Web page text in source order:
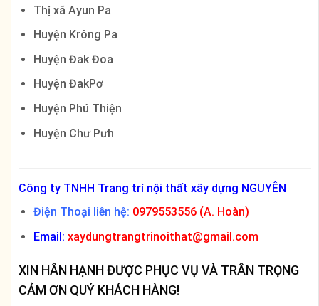
Thị xã Ayun Pa
Huyện Krông Pa
Huyện Đak Đoa
Huyện ĐakPơ
Huyện Phú Thiện
Huyện Chư Pưh
Công ty TNHH Trang trí nội thất xây dựng NGUYÊN
Điện Thoại liên hệ: 0979553556 (A. Hoàn)
Email: xaydungtrangtrinoithat@gmail.com
XIN HÂN HẠNH ĐƯỢC PHỤC VỤ VÀ TRÂN TRỌNG
CẢM ƠN QUÝ KHÁCH HÀNG!